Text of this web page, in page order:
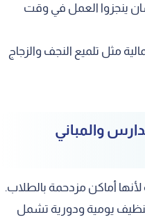
ينجزوا العمل في وقت
مثل تلميع النجف والزجاج
والمباني
لأنها أماكن مزدحمة بالطلاب.
يومية ودورية تشمل